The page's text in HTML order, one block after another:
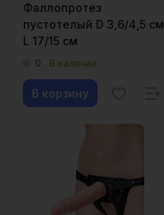
Фаллопротез
пустотелый D 3,6/4,5 см,
L 17/15 см
0 В наличии
В корзину